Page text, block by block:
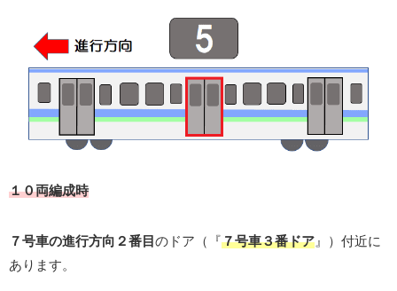
１０両編成時
７号車の進行方向２番目 のドア（『７号車３番ドア 』）付近に
あります。